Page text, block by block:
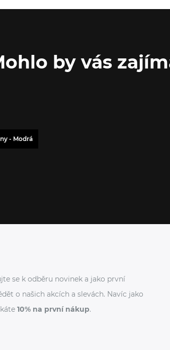
by vás
- Modrá
se k odběru novinek a jako první
o našich akcích a slevách. Navíc jako
10% na první nákup.